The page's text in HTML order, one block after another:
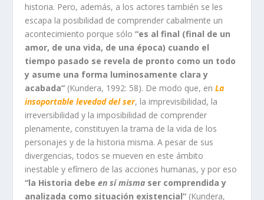
historia. Pero, además, a los actores también se les
escapa la posibilidad de comprender cabalmente un
acontecimiento porque sólo“es al final (final de un
amor, de una vida, de una época) cuando el
tiempo pasado se revela de pronto como un todo
y asume una forma luminosamente clara y
acabada” (Kundera, 1992: 58). De modo que, enLa
insoportable levedad del ser, la imprevisibilidad, la
irreversibilidad y la imposibilidad de comprender
plenamente, constituyen la trama de la vida de los
personajes y de la historia misma. A pesar de sus
divergencias, todos se mueven en este ámbito
inestable y efímero de las acciones humanas, y por eso
“la Historia debeen sí misma ser comprendida y
analizada como situación existencial” (Kundera,